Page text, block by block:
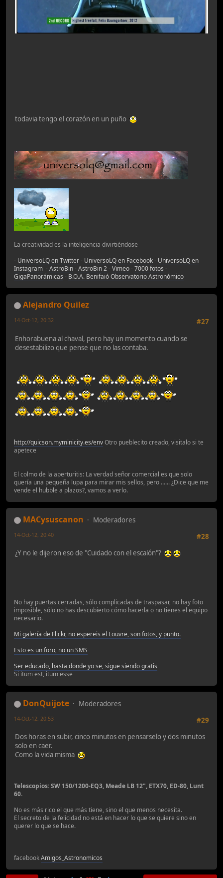
todavia tengo el corazón en un puño
La creatividad es la inteligencia divirtiéndose
- UniversoLQ en Twitter- UniversoLQ en Facebook- UniversoLQ en
Instagram -AstroBin-AstroBin 2-Vimeo-7000 fotos -
GigaPanorámicas - B.O.A. Benifaió Observatorio Astronómico
Alejandro Quilez
#27
14-Oct-12, 20:32
Enhorabuena al chaval, pero hay un momento cuando se
desestabilizo que pense que no las contaba.
http://quicson.myminicity.es/envOtro pueblecito creado, visitalo si te
apetece
El colmo de la aperturitis: La verdad señor comercial es que solo
quería una pequeña lupa para mirar mis sellos, pero ...... ¿Dice que me
vende el hubble a plazos?, vamos a verlo.
MACysuscanon
Moderadores
#28
14-Oct-12, 20:40
¿Y no le dijeron eso de "Cuidado con el escalón"?
No hay puertas cerradas, sólo complicadas de traspasar, no hay foto
imposible, sólo no has descubierto cómo hacerla o no tienes el equipo
necesario.
Mi galería de Flickr, no espereis el Louvre, son fotos, y punto.
Esto es un foro, no un SMS
Ser educado, hasta donde yo se, sigue siendo gratis
Si itum est, itum esse
DonQuijote
Moderadores
#29
14-Oct-12, 20:53
Dos horas en subir, cinco minutos en pensarselo y dos minutos
solo en caer.
Como la vida misma
Telescopios: SW 150/1200-EQ3, Meade LB 12", ETX70, ED-80, Lunt
60.
No es más rico el que más tiene, sino el que menos necesita.
El secreto de la felicidad no está en hacer lo que se quiere sino en
querer lo que se hace.
facebookAmigos_Astronomicos